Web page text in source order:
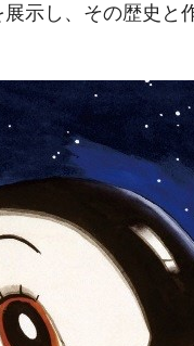
示し、その歴史と